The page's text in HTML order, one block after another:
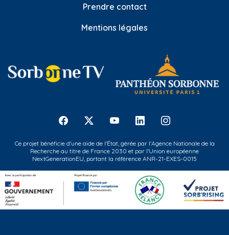
Prendre contact
Mentions légales
Ce projet bénéficie d'une aide de l'État, gérée par l'Agence Nationale de la
Recherche au titre de France 2030 et par l'Union européenne
NextGenerationEU, portant la référence ANR-21-EXES-0015